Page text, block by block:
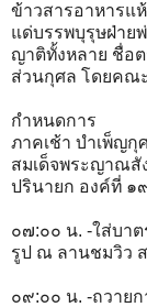
ข้าวสารอาหารแ
แด่บรรพบุรุษฝ่าย
ญาติทั้งหลาย ชื่อ
ส่วนกุศล โดยคณ
กำหนดการ
ภาคเช้า บำเพ็ญ
สมเด็จพระญาณสั
ปรินายก องค์ที่ ๑
๐๗:๐๐ น. -ใส่บา
รูป ณ ลานชมวิว
๐๙:๐๐ น. -ถวาย